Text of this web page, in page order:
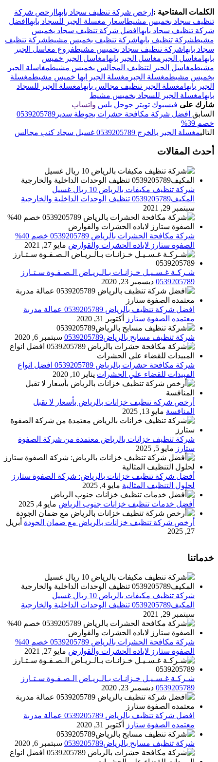
الكلمات المفتاحية : ارخص شركة تنظيف سجاد بابها ارخص شركة
تنظيف سجاد بخميس مشيطاسعار مغسلة الجبر للسجاد بابها افضل
شركة تنظيف سجاد بابها افضل شركة تنظيف سجاد بخميس
مشيطشركة تنظيف بابهاشركة تنظيف بخميس مشيطشركة تنظيف
سجاد بابهاشركة تنظيف سجاد بخميس مشيطفروع مغاسل الجبر
بابهامغاسل الجبر مغاسل الجبر بابهامغاسل الجبر خميس
مشيطمغاسل الجبر لتنظيف المجالس بخميس مشيطمغاسلة الجبر
بخميس مشيطمغسلة الجبر مغسلة الجبر ابها خميس مشيطمغسلة
الجبر بابهامغسلة الجبر تنظيف مجالس بابهامغسلة الجبر للسجاد
بابهامغسلة الجبر للسجاد بخميس مشيط
شارك على فيسبوك تويتر جوجل بلس واتساب
السابق
افضل شركة مكافحة حشرات بحوطة سدير0539205789
خصم 39%
التاليمغسلة الجبر بالخرج 0539205789 غسيل سجاد كنب مجالس
أحدث المقالات
شركة تنظيف مكيفات بالرياض 10 ريال غسيل
المكيف0539205789 تنظيف الوحدات الداخلية والخارجية
سبتمبر 29, 2021
شركة مكافحة الحشرات بالرياض 0539205789 خصم 40%
الصفوة ستارز لاباده الحشرات والقوارض مايو 27, 2021
شـركـة غـسـيـل خـزانـات بـالـريـاض الـصـفـوة سـتـارز
0539205789 ديسمبر 23, 2020
افضل شركة تنظيف بالرياض 0539205789 عمالة مدربة
معتمده الصفوة ستارز
أكتوبر 31, 2020
شركة تنظيف مسابح بالرياض0539205789 سبتمبر 6, 2020
شركة مكافحة حشرات بالرياض 0539205789 افضل انواع
المبيدات للقضاء علي الحشرات يناير 10, 2020
أرخص شركة تنظيف خزانات بالرياض بأسعار لا تقبل
المنافسة مايو 13, 2025
شركة تنظيف خزانات بالرياض معتمدة من شركة الصفوة
ستارز مايو 5, 2025
أفضل شركة تنظيف خزانات بالرياض: شركة الصفوة ستارز
لحلول التنظيف المثالية مايو 4, 2025
أفضل خدمات تنظيف خزانات جنوب الرياض مايو 4, 2025
أرخص شركة تنظيف خزانات بالرياض مع ضمان الجودة أبريل
27, 2025
خدماتنا
شركة تنظيف مكيفات بالرياض 10 ريال غسيل
المكيف0539205789 تنظيف الوحدات الداخلية والخارجية
سبتمبر 29, 2021
شركة مكافحة الحشرات بالرياض 0539205789 خصم 40%
الصفوة ستارز لاباده الحشرات والقوارض مايو 27, 2021
شـركـة غـسـيـل خـزانـات بـالـريـاض الـصـفـوة سـتـارز
0539205789 ديسمبر 23, 2020
افضل شركة تنظيف بالرياض 0539205789 عمالة مدربة
معتمده الصفوة ستارز
أكتوبر 31, 2020
شركة تنظيف مسابح بالرياض0539205789 سبتمبر 6, 2020